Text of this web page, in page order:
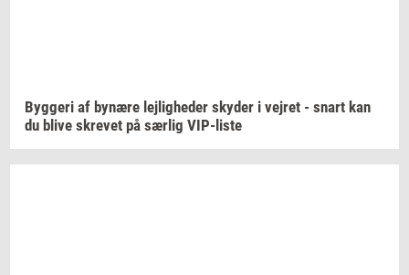
Byg­ge­ri af by­næ­re lej­lig­he­der sky­der i vej­ret - snart kan
du blive skre­vet på sær­lig VIP-​liste